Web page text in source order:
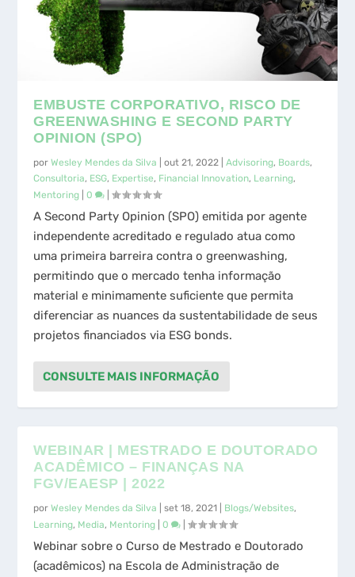
EMBUSTE CORPORATIVO, RISCO DE
GREENWASHING E SECOND PARTY
OPINION (SPO)
porWesley Mendes da Silva |out 21, 2022 |Advisoring, Boards,
Consultoria, ESG, Expertise, Financial Innovation, Learning,
Mentoring |0 |
A Second Party Opinion (SPO) emitida por agente
independente acreditado e regulado atua como
uma primeira barreira contra o greenwashing,
permitindo que o mercado tenha informação
material e minimamente suficiente que permita
diferenciar as nuances da sustentabilidade de seus
projetos financiados via ESG bonds.
CONSULTE MAIS INFORMAÇÃO
WEBINAR | MESTRADO E DOUTORADO
ACADÊMICO – FINANÇAS NA
FGV/EAESP | 2022
porWesley Mendes da Silva |set 18, 2021 Blogs/Websites,
Learning, Media, Mentoring |0 |
Webinar sobre o Curso de Mestrado e Doutorado
(acadêmicos) na Escola de Administração de